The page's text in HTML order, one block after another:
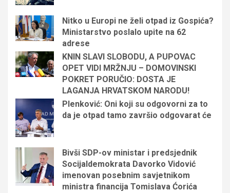
Nitko u Europi ne želi otpad iz Gospića?
Ministarstvo poslalo upite na 62
adrese
KNIN SLAVI SLOBODU, A PUPOVAC
OPET VIDI MRŽNJU – DOMOVINSKI
POKRET PORUČIO: DOSTA JE
LAGANJA HRVATSKOM NARODU!
Plenković: Oni koji su odgovorni za to
da je otpad tamo završio odgovarat će
Bivši SDP-ov ministar i predsjednik
Socijaldemokrata Davorko Vidović
imenovan posebnim savjetnikom
ministra financija Tomislava Ćorića